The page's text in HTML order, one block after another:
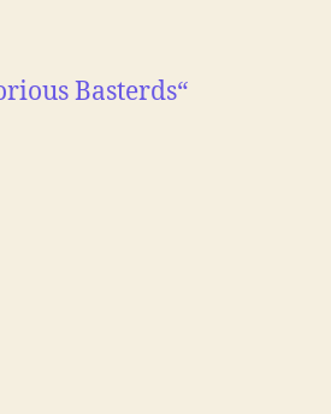
Basterds“